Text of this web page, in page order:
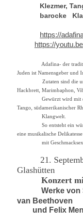
Klezmer,
barocke
https://
https://
Adafina- der
Juden ist Namensgeber und
Zutaten sind die
Hackbrett, Marimbaphon,
Gewürzt wird mit der
Tango, südamerikanischer
Klangwelt.
So entsteht ein
eine musikalische Delikatesse
mit
21.
Glashütten
Konzert mit
Werke von
van Beethoven
und Felix